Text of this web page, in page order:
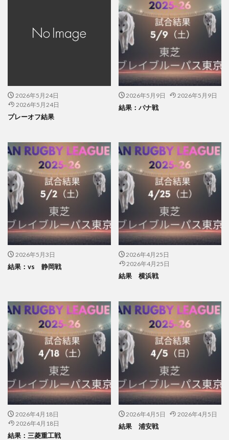
2026年5月24日
2026年5月24日
プレーオフ結果
2026年5月9日 2026年5月9日
結果：パナ戦
2026年5月3日
結果：vs 静岡戦
2026年4月25日
2026年4月25日
結果 横浜戦
2026年4月18日
2026年4月18日
結果：三菱重工戦
2026年4月5日 2026年4月5日
結果 浦安戦